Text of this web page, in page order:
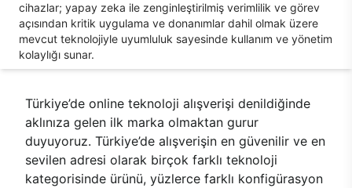
cihazlar; yapay zeka ile zenginleştirilmiş verimlilik ve görev
açısından kritik uygulama ve donanımlar dahil olmak üzere
mevcut teknolojiyle uyumluluk sayesinde kullanım ve yönetim
kolaylığı sunar.
Türkiye’de online teknoloji alışverişi denildiğinde
aklınıza gelen ilk marka olmaktan gurur
duyuyoruz. Türkiye’de alışverişin en güvenilir ve en
sevilen adresi olarak birçok farklı teknoloji
kategorisinde ürünü, yüzlerce farklı konfigürasyon